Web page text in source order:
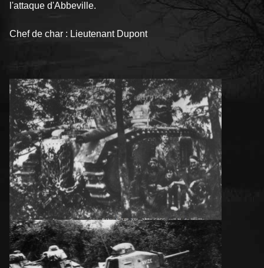
l'attaque d'Abbeville.
Chef de char : Lieutenant Dupont